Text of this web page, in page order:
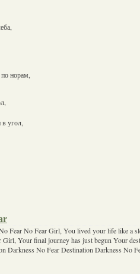
норам,
угол,
Fear No Fear Girl, You lived your life like a
Girl, Your final journey has just begun Your
Darkness No Fear Destination Darkness No